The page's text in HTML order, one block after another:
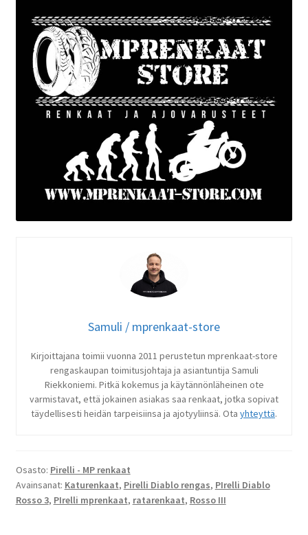
Samuli / mprenkaat-store
Kirjoittajana toimii vuonna 2011 perustetun mprenkaat-store
rengaskaupan toimitusjohtaja ja asiantuntija Samuli
Riekkoniemi. Pitkä kokemus ja käytännönläheinen ote
varmistavat, että jokainen asiakas saa renkaat, jotka sopivat
täydellisesti heidän tarpeisiinsa ja ajotyyliinsä. Ota yhteyttä.
Osasto: Pirelli - MP renkaat
Avainsanat: Katurenkaat, Pirelli Diablo rengas, PIrelli Diablo
Rosso 3, PIrelli mprenkaat, ratarenkaat, Rosso III